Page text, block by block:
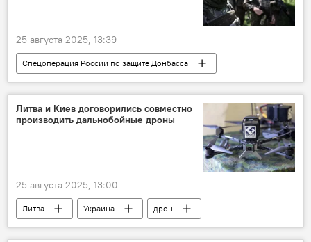
25 августа 2025, 13:39
Спецоперация России по защите Донбасса
В мире
Россия
Украина
Минобороны РФ
армия России
ВС РФ
освобождение
Литва и Киев договорились совместно
производить дальнобойные дроны
25 августа 2025, 13:00
Литва Украина
дрон
беспилотник
производство